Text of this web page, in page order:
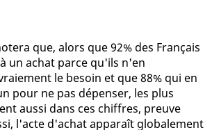
que, alors que 92% des Français
un achat parce qu'ils n'en
le besoin et que 88% qui en
pour ne pas dépenser, les plus
aussi dans ces chiffres, preuve
l'acte d'achat apparaît globalement